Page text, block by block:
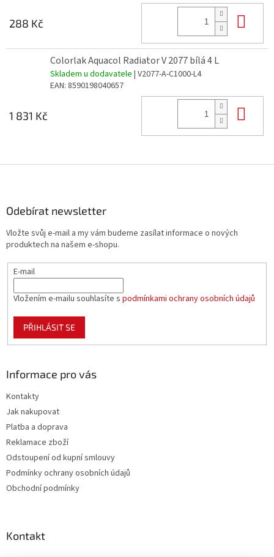
288 Kč
Colorlak Aquacol Radiator V 2077 bílá 4 L
Skladem u dodavatele | V2077-A-C1000-L4
EAN: 8590198040657
1 831 Kč
Odebírat newsletter
Vložte svůj e-mail a my vám budeme zasílat informace o nových
produktech na našem e-shopu.
E-mail
Vložením e-mailu souhlasíte s podmínkami ochrany osobních údajů
PŘIHLÁSIT SE
Informace pro vás
Kontakty
Jak nakupovat
Platba a doprava
Reklamace zboží
Odstoupení od kupní smlouvy
Podmínky ochrany osobních údajů
Obchodní podmínky
Kontakt